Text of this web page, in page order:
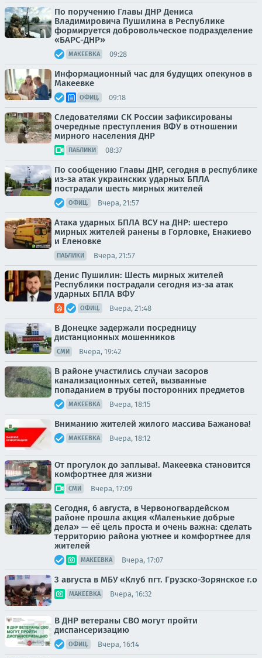
По поручению Главы ДНР Дениса
Владимировича Пушилина в Республике
формируется добровольческое подразделение
«БАРС-ДНР»
МАКЕЕВКА 09:28
Информационный час для будущих опекунов в
Макеевке
ОФИЦ. 09:18
Следователями СК России зафиксированы
очередные преступления ВФУ в отношении
мирного населения ДНР
ПАБЛИКИ 08:37
По сообщению Главы ДНР, сегодня в республике
из-за атак украинских ударных БПЛА
пострадали шесть мирных жителей
ОФИЦ. Вчера, 21:57
Атака ударных БПЛА ВСУ на ДНР: шестеро
мирных жителей ранены в Горловке, Енакиево
и Еленовке
ПАБЛИКИ Вчера, 21:57
Денис Пушилин: Шесть мирных жителей
Республики пострадали сегодня из-за атак
ударных БПЛА ВФУ
ОФИЦ. Вчера, 21:48
В Донецке задержали посредницу
дистанционных мошенников
СМИ Вчера, 19:42
В районе участились случаи засоров
канализационных сетей, вызванные
попаданием в трубы посторонних предметов
МАКЕЕВКА Вчера, 18:15
Вниманию жителей жилого массива Бажанова!
МАКЕЕВКА Вчера, 18:12
От прогулок до заплыва!. Макеевка становится
комфортнее для жизни
СМИ Вчера, 17:09
Сегодня, 6 августа, в Червоногвардейском
районе прошла акция «Маленькие добрые
дела» — её цель проста и очень важна: сделать
территорию района уютнее и комфортнее для
жителей
МАКЕЕВКА Вчера, 17:07
3 августа в МБУ «Клуб пгт. Грузско-Зорянское г.о
МАКЕЕВКА Вчера, 16:32
В ДНР ветераны СВО могут пройти
диспансеризацию
ОФИЦ. Вчера, 16:14